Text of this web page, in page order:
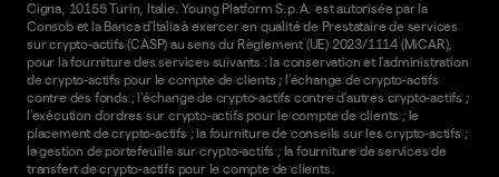
Cigna, 10155 Turin, Italie. Young Platform S.p.A. est autorisée par la
Consob et la Banca d'Italia à exercer en qualité de Prestataire de services
sur crypto-actifs (CASP) au sens du Règlement (UE) 2023/1114 (MiCAR),
pour la fourniture des services suivants : la conservation et l'administration
de crypto-actifs pour le compte de clients ; l'échange de crypto-actifs
contre des fonds ; l'échange de crypto-actifs contre d'autres crypto-actifs ;
l'exécution d'ordres sur crypto-actifs pour le compte de clients ; le
placement de crypto-actifs ; la fourniture de conseils sur les crypto-actifs ;
la gestion de portefeuille sur crypto-actifs ; la fourniture de services de
transfert de crypto-actifs pour le compte de clients.